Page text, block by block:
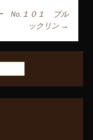
ショ
No.１０１ ブル
ックリン →